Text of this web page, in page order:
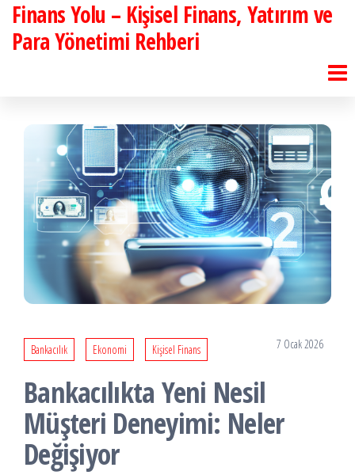
İçeriğe
atla
Finans Yolu – Kişisel Finans, Yatırım ve
Para Yönetimi Rehberi
Bankacılık Ekonomi Kişisel Finans 7 Ocak 2026
Bankacılıkta Yeni Nesil
Müşteri Deneyimi: Neler
Değişiyor